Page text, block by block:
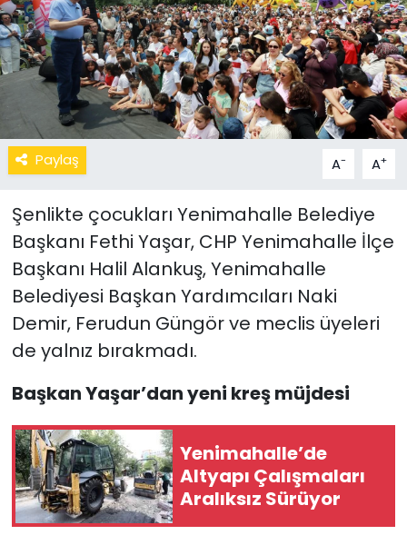
Paylaş A- A+
Şenlikte çocukları Yenimahalle Belediye
Başkanı Fethi Yaşar, CHP Yenimahalle İlçe
Başkanı Halil Alankuş, Yenimahalle
Belediyesi Başkan Yardımcıları Naki
Demir, Ferudun Güngör ve meclis üyeleri
de yalnız bırakmadı.
Başkan Yaşar’dan yeni kreş müjdesi
Yenimahalle’de
Altyapı Çalışmaları
Aralıksız Sürüyor